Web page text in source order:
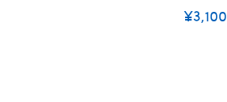
¥3,100